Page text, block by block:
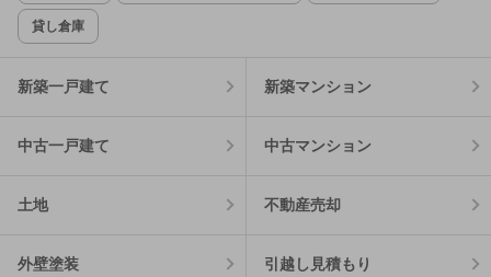
貸し倉庫
新築一戸建て 新築マンション
中古一戸建て 中古マンション
土地 不動産売却
外壁塗装 引越し見積もり